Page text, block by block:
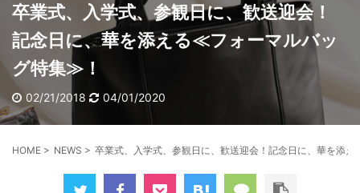
卒業式、入学式、参観日に、歓送迎会！
記念日に、華を添える≪フォーマルバッ
グ特集≫！
02/21/2018 04/01/2020
HOME > NEWS > 卒業式、入学式、参観日に、歓送迎会！記念日に、華を添